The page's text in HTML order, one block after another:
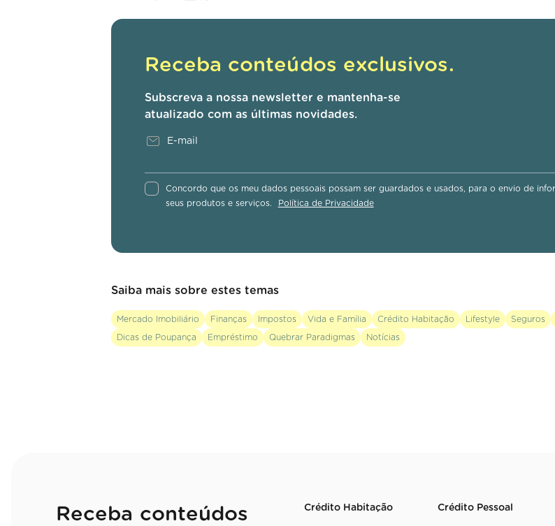
Receba conteúdos exclusivos.
Subscreva a nossa newsletter e mantenha-se
atualizado com as últimas novidades.
Concordo que os meu dados pessoais possam ser guardados e usados, para o envio de
seus produtos e serviços.
Política de Privacidade
Saiba mais sobre estes temas
Mercado Imobiliário Finanças Impostos Vida e Família Crédito Habitação Lifestyle Seguros
Dicas de Poupança Empréstimo Quebrar Paradigmas Notícias
Receba conteúdos
Crédito Habitação Crédito Pessoal